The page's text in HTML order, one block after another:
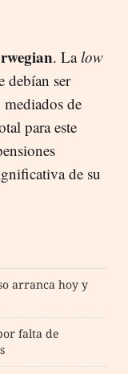
. Lalow
debían ser
de
para este
de su
arranca hoy y
falta de